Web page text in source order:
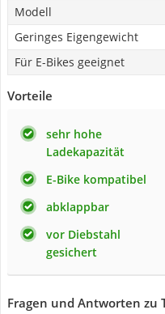
Modell
Geringes Eigengewicht
Für E-Bikes geeignet
Vorteile
sehr hohe
Ladekapazität
E-Bike kompatibel
abklappbar
vor Diebstahl
gesichert
Fragen und Antworten zu